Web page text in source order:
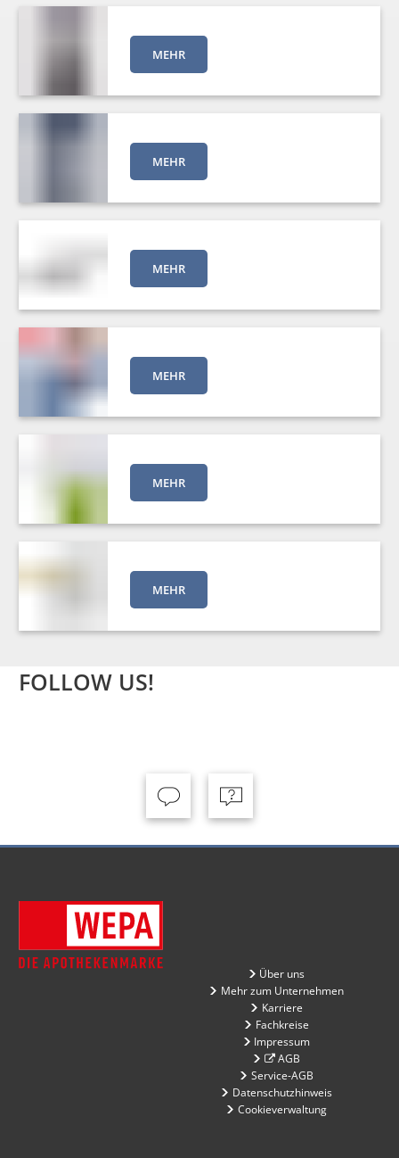
MEHR
MEHR
MEHR
MEHR
MEHR
MEHR
FOLLOW US!
Über uns
Mehr zum Unternehmen
Karriere
Fachkreise
Impressum
AGB
Service-AGB
Datenschutzhinweis
Cookieverwaltung